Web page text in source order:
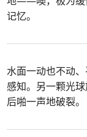
记忆。
水面一动也不动
感知。另一颗光
后啪一声地破裂。